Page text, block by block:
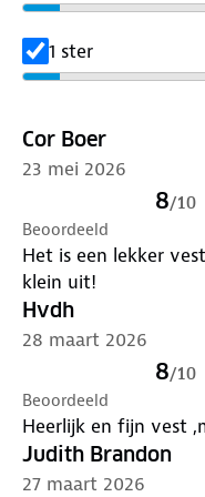
1 ster
Cor Boer
23 mei 2026
8/10
Beoordeeld
Het is een lekker
klein uit!
Hvdh
28 maart 2026
8/10
Beoordeeld
Heerlijk en fijn vest
Judith Brandon
27 maart 2026